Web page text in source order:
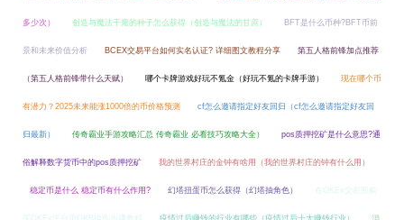
多少次） 创造与魔法干瘪的种子怎么获得（创造与魔法的甘蔗） BFT是什么币种?BFT币前
景和未来价值分析 BCEX交易平台如何实名认证? 详细图文教程分享 第五人格前锋加点推荐
（第五人格前锋带什么天赋） 哪个卡牌游戏好玩不氪金（好玩不氪的卡牌手游） 现在哪个币
有潜力？2025未来能涨1000倍的币价格预测 cf怎么邀请指定好友回归（cf怎么邀请指定好友回
归最新） 传奇霸业手游攻略汇总 传奇霸业 必看技巧攻略大全） pos质押挖矿是什么意思?通
俗解释数字货币中的pos质押挖矿 我的世界村庄的金钟有啥用（我的世界村庄的钟有什么用）
稳定币是什么 稳定币有什么作用? 幻塔扭蛋币怎么获得（幻塔抽角色） 在OKEx交易所购
买OKEx平台币OKB操作步骤教程 疫情过后赚钱的行业有哪些（疫情过后十大赚钱行业） 消